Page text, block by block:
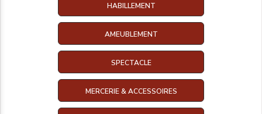
HABILLEMENT
AMEUBLEMENT
SPECTACLE
MERCERIE & ACCESSOIRES